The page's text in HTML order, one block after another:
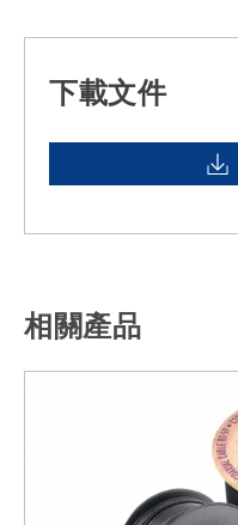
下載文件
相關產品